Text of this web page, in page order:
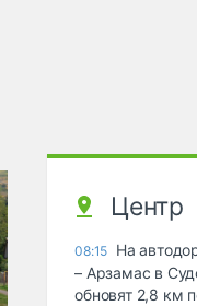
Центр
08:15 На
– Арзамас в
обновят 2,8 км